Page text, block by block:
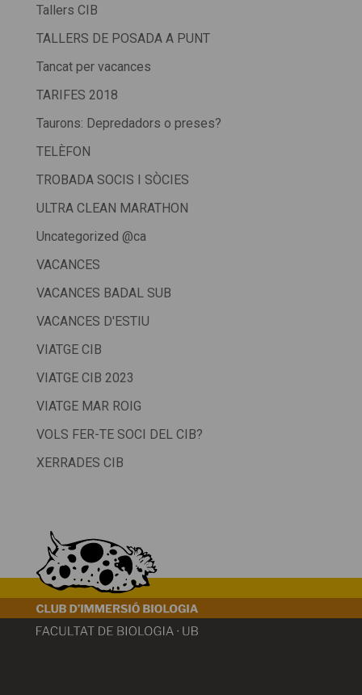
Tallers CIB
TALLERS DE POSADA A PUNT
Tancat per vacances
TARIFES 2018
Taurons: Depredadors o preses?
TELÈFON
TROBADA SOCIS I SÒCIES
ULTRA CLEAN MARATHON
Uncategorized @ca
VACANCES
VACANCES BADAL SUB
VACANCES D'ESTIU
VIATGE CIB
VIATGE CIB 2023
VIATGE MAR ROIG
VOLS FER-TE SOCI DEL CIB?
XERRADES CIB